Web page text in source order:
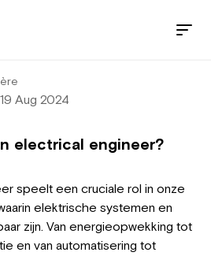
19 Aug 2024
electrical engineer?
speelt een cruciale rol in onze
elektrische systemen en
zijn. Van energieopwekking tot
en van automatisering tot